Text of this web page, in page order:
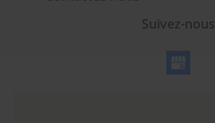
Suivez-nous